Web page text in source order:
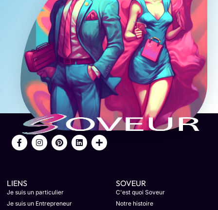
LIENS
Je suis un particulier
Je suis un Entrepreneur
SOVEUR
C'est quoi Soveur
Notre histoire